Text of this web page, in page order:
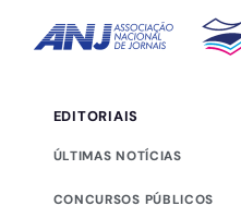
EDITORIAIS
ÚLTIMAS NOTÍCIAS
CONCURSOS PÚBLICOS